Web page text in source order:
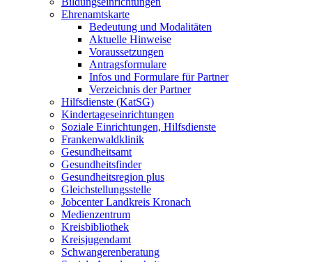
Ehrenamtskarte
Bedeutung und Modalitäten
Aktuelle Hinweise
Voraussetzungen
Antragsformulare
Infos und Formulare für Partner
Verzeichnis der Partner
Hilfsdienste (KatSG)
Kindertageseinrichtungen
Soziale Einrichtungen, Hilfsdienste
Frankenwaldklinik
Gesundheitsamt
Gesundheitsfinder
Gesundheitsregion plus
Gleichstellungsstelle
Jobcenter Landkreis Kronach
Medienzentrum
Kreisbibliothek
Kreisjugendamt
Schwangerenberatung